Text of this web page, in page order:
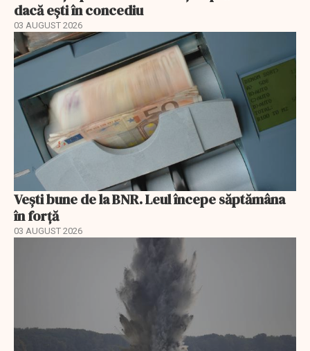
dacă ești în concediu
03 AUGUST 2026
Vești bune de la BNR. Leul începe săptămâna
în forță
03 AUGUST 2026